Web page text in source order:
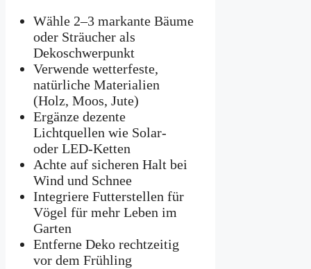
Wähle 2–3 markante Bäume
oder Sträucher als
Dekoschwerpunkt
Verwende wetterfeste,
natürliche Materialien
(Holz, Moos, Jute)
Ergänze dezente
Lichtquellen wie Solar-
oder LED-Ketten
Achte auf sicheren Halt bei
Wind und Schnee
Integriere Futterstellen für
Vögel für mehr Leben im
Garten
Entferne Deko rechtzeitig
vor dem Frühling